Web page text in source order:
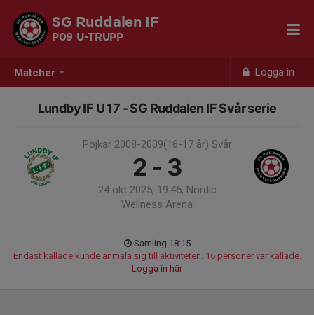
Matcher Logga in
SG Ruddalen IF
P09 U-TRUPP
Lundby IF U 17 - SG Ruddalen IF Svår serie
Pojkar 2008-2009(16-17 år) Svår
2 - 3
24 okt 2025, 19:45, Nordic
Wellness Arena
Samling 18:15
Endast kallade kunde anmäla sig till aktiviteten. 16 personer var kallade.
Logga in här